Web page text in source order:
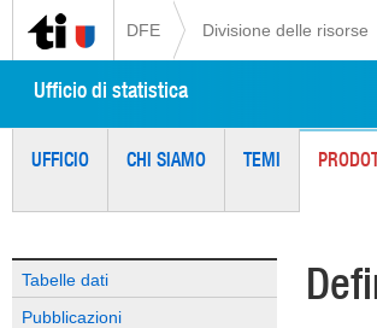
DFE Divisione delle risorse
Ufficio di statistica
UFFICIO CHI SIAMO TEMI
Tabelle dati
Pubblicazioni